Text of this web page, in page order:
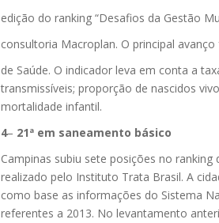
edição do ranking “Desafios da Gestão
consultoria Macroplan. O principal avanço
de Saúde. O indicador leva em conta a
transmissíveis; proporção de nascidos
mortalidade infantil.
4– 21ª em saneamento básico
Campinas subiu sete posições no
realizado pelo Instituto Trata Brasil. A
como base as informações do Sistema
referentes a 2013. No levantamento